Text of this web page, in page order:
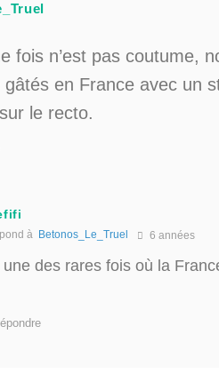
fois n’est pas coutume,
en France avec un
le recto.
à Betonos_Le_Truel 6 années
une des rares fois où la